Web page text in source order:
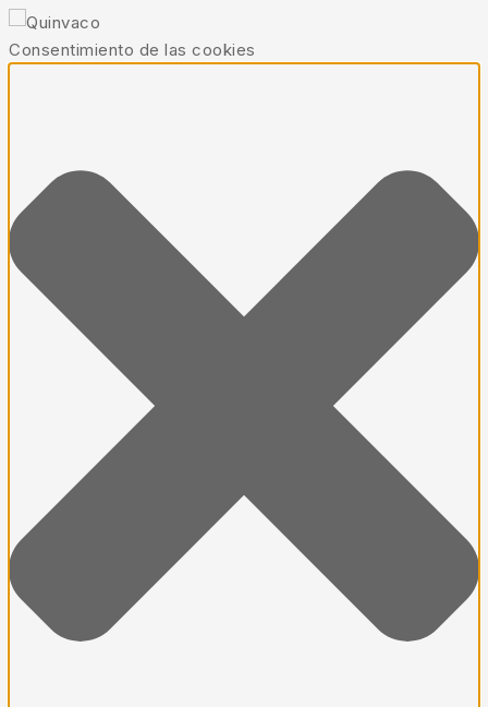
Consentimiento de las cookies